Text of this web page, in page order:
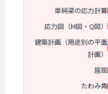
単純梁の応力計算
応力図（M図・Q図）
建築計画（用途別の平面
計画）
座屈
たわみ角